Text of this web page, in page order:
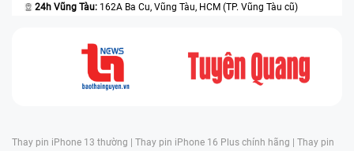
24h Vũng Tàu: 162A Ba Cu, Vũng Tàu, HCM (TP. Vũng Tàu cũ)
Thay pin iPhone 13 thường | Thay pin iPhone 16 Plus chính hãng | Thay pin